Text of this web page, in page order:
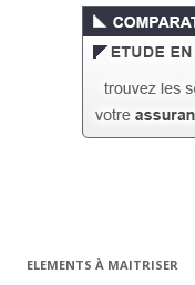
ELEMENTS À MAITRISER